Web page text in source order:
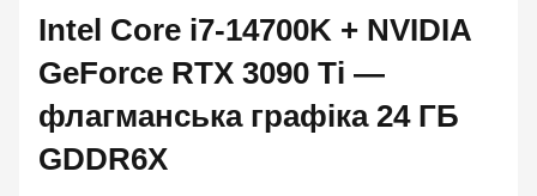
Intel Core i7‑14700K + NVIDIA
GeForce RTX 3090 Ti —
флагманська графіка 24 ГБ
GDDR6X